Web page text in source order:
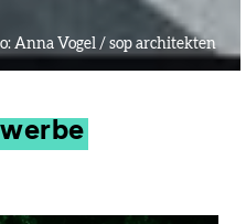
Anna Vogel / sop architekten